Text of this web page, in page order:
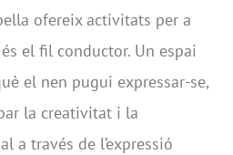
ofereix activitats per a
el fil conductor. Un espai
el nen pugui expressar-se,
la creativitat i la
a través de l’expressió